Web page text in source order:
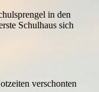
in den
Schulhaus sich
verschonten